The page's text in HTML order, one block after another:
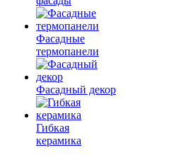
Фасадные
термопанели
Фасадный декор
Гибкая
керамика